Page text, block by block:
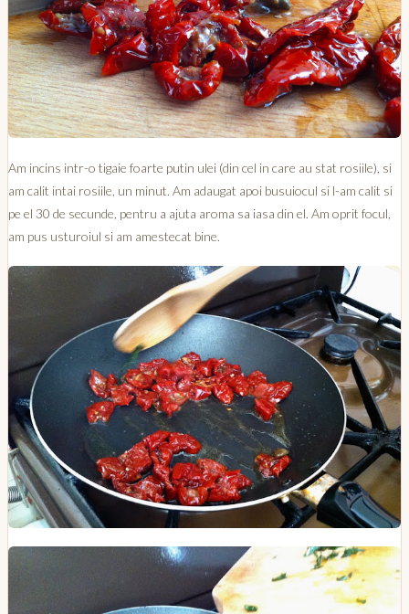
Am incins intr-o tigaie foarte putin ulei (din cel in care au stat rosiile), si
am calit intai rosiile, un minut. Am adaugat apoi busuiocul si l-am calit si
pe el 30 de secunde, pentru a ajuta aroma sa iasa din el. Am oprit focul,
am pus usturoiul si am amestecat bine.